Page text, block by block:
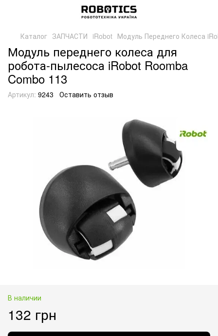
Каталог ЗАПЧАСТИ iRobot Модуль Переднего Колеса
Модуль переднего колеса для
робота-пылесоса iRobot Roomba
Combo 113
Артикул: 9243 Оставить отзыв
В наличии
132 грн